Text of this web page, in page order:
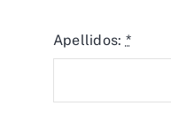
Apellidos: *